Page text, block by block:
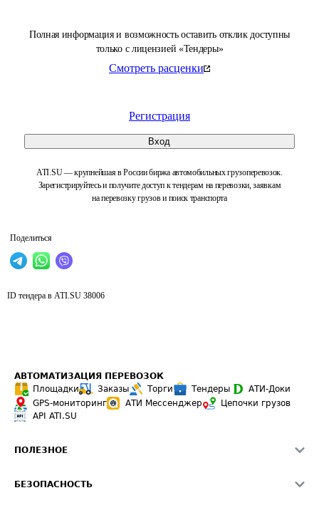
Полная информация и возможность оставить отклик доступны
только с лицензией «Тендеры»
Смотреть расценки
Регистрация
Вход
ATI.SU — крупнейшая в России биржа автомобильных грузоперевозок.
Зарегистрируйтесь и получите доступ к тендерам на перевозки, заявкам
на перевозку грузов и поиск транспорта
Поделиться
ID тендера в ATI.SU 38006
АВТОМАТИЗАЦИЯ ПЕРЕВОЗОК
Площадки
Заказы Торги Тендеры
АТИ-Доки
GPS-мониторинг
АТИ Мессенджер
Цепочки грузов
API ATI.SU
ПОЛЕЗНОЕ
Звезды ATI.SU на вашем сайте
БЕЗОПАСНОСТЬ